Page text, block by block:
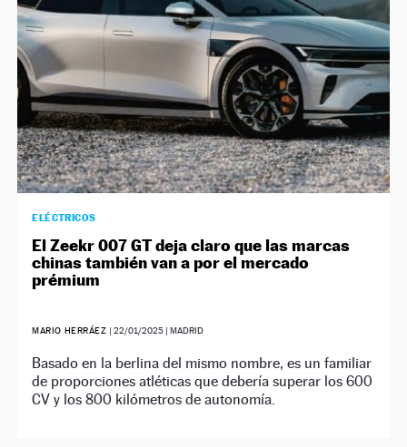
ELÉCTRICOS
El Zeekr 007 GT deja claro que las marcas
chinas también van a por el mercado
prémium
MARIO HERRÁEZ |22/01/2025 | MADRID
Basado en la berlina del mismo nombre, es un familiar
de proporciones atléticas que debería superar los 600
CV y los 800 kilómetros de autonomía.